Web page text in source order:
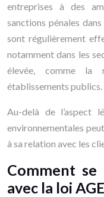
entreprises à des
sanctions pénales
sont régulièrement
notamment dans les
élevée, comme la
établissements publics.
Au-delà de l’aspect
environnementales
à sa relation avec les
Comment
avec la loi